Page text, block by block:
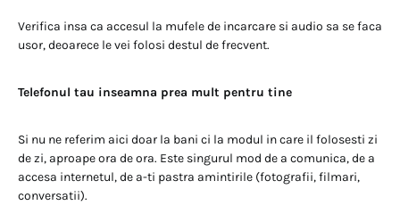
Verifica insa ca accesul la mufele de incarcare si audio sa se faca
usor, deoarece le vei folosi destul de frecvent.
Telefonul tau inseamna prea mult pentru tine
Si nu ne referim aici doar la bani ci la modul in care il folosesti zi
de zi, aproape ora de ora. Este singurul mod de a comunica, de a
accesa internetul, de a-ti pastra amintirile (fotografii, filmari,
conversatii).